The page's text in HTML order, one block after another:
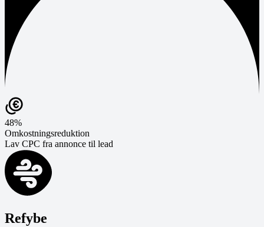
48%
Omkostningsreduktion
Lav CPC fra annonce til lead
Refybe